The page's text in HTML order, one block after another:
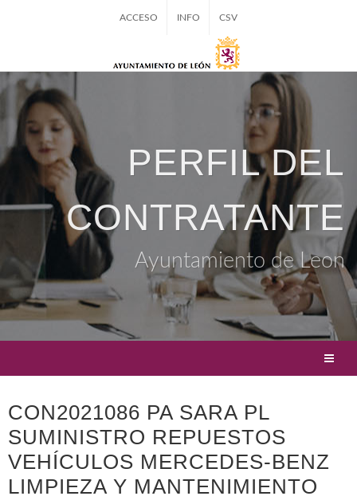
ACCESO INFO CSV
PERFIL DEL
CONTRATANTE
Ayuntamiento de Leon
CON2021086 PA SARA PL
SUMINISTRO REPUESTOS
VEHÍCULOS MERCEDES-BENZ
LIMPIEZA Y MANTENIMIENTO